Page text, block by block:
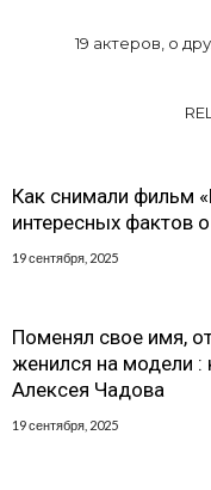
19 актеров, о
Как снимали фильм
интересных фактов
19 сентября, 2025
Поменял свое имя,
женился на модели
Алексея Чадова
19 сентября, 2025